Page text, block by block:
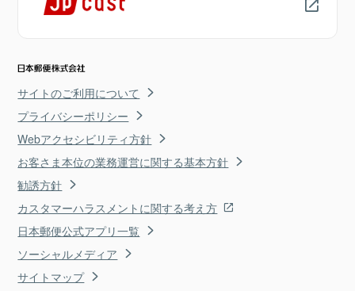
サイトのご利用について
プライバシーポリシー
Webアクセシビリティ方針
お客さま本位の業務運営に関する基本方針
勧誘方針
カスタマーハラスメントに関する考え方
日本郵便公式アプリ一覧
ソーシャルメディア
サイトマップ